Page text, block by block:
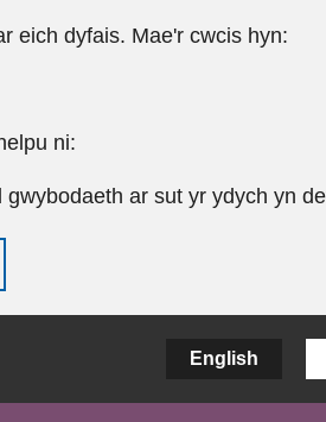
eich dyfais. Mae'r cwcis hyn:
ni:
ar sut yr ydych yn
English